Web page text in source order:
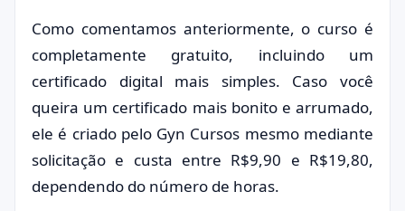
Como comentamos anteriormente, o curso é
completamente gratuito, incluindo um
certificado digital mais simples. Caso você
queira um certificado mais bonito e arrumado,
ele é criado pelo Gyn Cursos mesmo mediante
solicitação e custa entre R$9,90 e R$19,80,
dependendo do número de horas.